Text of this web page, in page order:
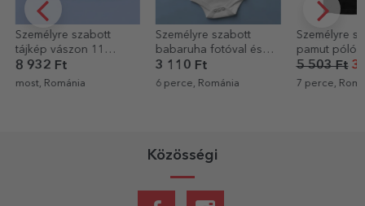
Személyre szabott
tájkép vászon 11
fotóval, 60-as
modellszámmal és
8 932 Ft
most, Románia
Személyre szabott
babaruha fotóval és
szöveggel
3 110 Ft
6 perce, Románia
Személyre
pamut póló
5 503 Ft3
7 perce,
Közösségi